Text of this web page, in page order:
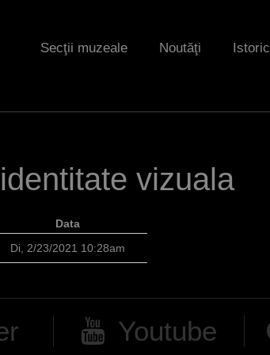
Secţii muzeale Noutăţi Istoric
vizuala
Data
Di, 2/23/2021 10:28am
Youtube